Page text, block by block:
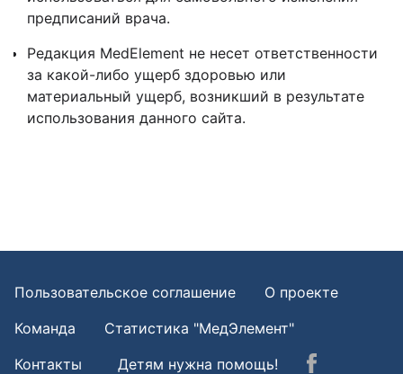
предписаний врача.
Редакция MedElement не несет ответственности
за какой-либо ущерб здоровью или
материальный ущерб, возникший в результате
использования данного сайта.
Пользовательское соглашение
О проекте
Команда
Статистика "МедЭлемент"
Контакты
Детям нужна помощь!